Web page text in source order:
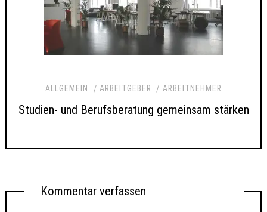
ALLGEMEIN ARBEITGEBER ARBEITNEHMER
Studien- und Berufsberatung gemeinsam stärken
Kommentar verfassen